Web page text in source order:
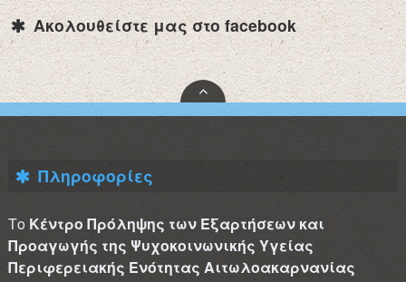
Ακολουθείστε μας στο facebook
Πληροφορίες
Το Κέντρο Πρόληψης των Εξαρτήσεων και
Προαγωγής της Ψυχοκοινωνικής Υγείας
Περιφερειακής Ενότητας Αιτωλοακαρνανίας